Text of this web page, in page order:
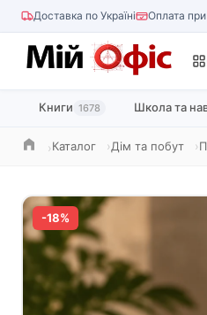
Доставка по Україні Оплата
Книги 1678 Школа та
ГоловнаКаталог Дім та побут
-18%